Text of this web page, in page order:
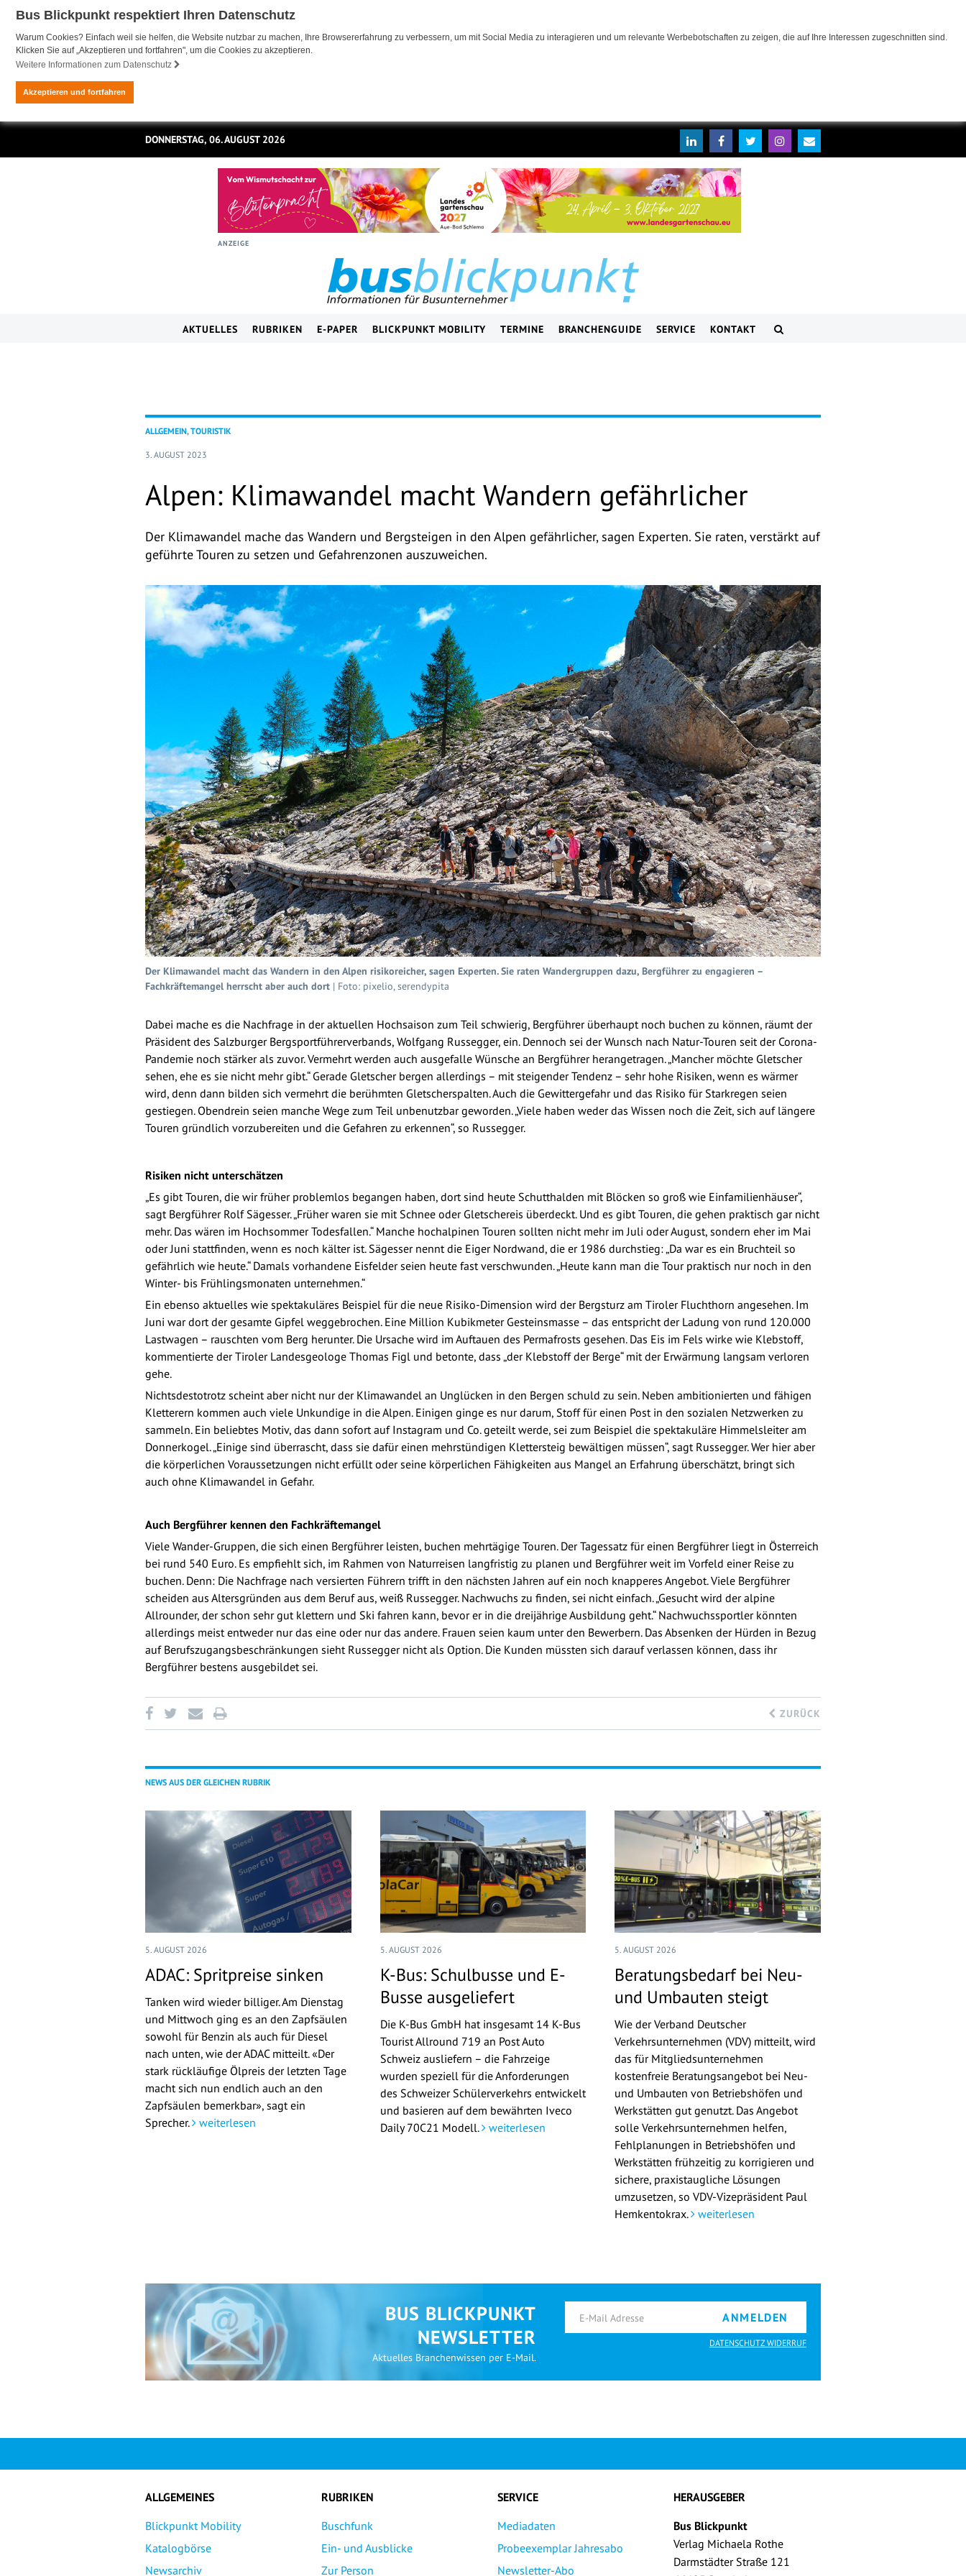
Bus Blickpunkt respektiert Ihren Datenschutz
Warum Cookies? Einfach weil sie helfen, die Website nutzbar zu machen, Ihre Browsererfahrung zu verbessern, um mit Social Media zu interagieren und um relevante Werbebotschaften zu zeigen, die auf Ihre Interessen zugeschnitten sind.
Klicken Sie auf „Akzeptieren und fortfahren", um die Cookies zu akzeptieren.
Weitere Informationen zum Datenschutz
Akzeptieren und fortfahren
DONNERSTAG, 06. AUGUST 2026
ANZEIGE
AKTUELLES RUBRIKEN E-PAPER BLICKPUNKT MOBILITY TERMINE BRANCHENGUIDE SERVICE KONTAKT
ALLGEMEIN, TOURISTIK
3. AUGUST 2023
Alpen: Klimawandel macht Wandern gefährlicher
Der Klimawandel mache das Wandern und Bergsteigen in den Alpen gefährlicher, sagen Experten. Sie raten, verstärkt auf
geführte Touren zu setzen und Gefahrenzonen auszuweichen.
Der Klimawandel macht das Wandern in den Alpen risikoreicher, sagen Experten. Sie raten Wandergruppen dazu, Bergführer zu engagieren –
Fachkräftemangel herrscht aber auch dort | Foto: pixelio, serendypita
Dabei mache es die Nachfrage in der aktuellen Hochsaison zum Teil schwierig, Bergführer überhaupt noch buchen zu können, räumt der
Präsident des Salzburger Bergsportführerverbands, Wolfgang Russegger, ein. Dennoch sei der Wunsch nach Natur-Touren seit der Corona-
Pandemie noch stärker als zuvor. Vermehrt werden auch ausgefalle Wünsche an Bergführer herangetragen. „Mancher möchte Gletscher
sehen, ehe es sie nicht mehr gibt.“ Gerade Gletscher bergen allerdings – mit steigender Tendenz – sehr hohe Risiken, wenn es wärmer
wird, denn dann bilden sich vermehrt die berühmten Gletscherspalten. Auch die Gewittergefahr und das Risiko für Starkregen seien
gestiegen. Obendrein seien manche Wege zum Teil unbenutzbar geworden. „Viele haben weder das Wissen noch die Zeit, sich auf längere
Touren gründlich vorzubereiten und die Gefahren zu erkennen“, so Russegger.
Risiken nicht unterschätzen
„Es gibt Touren, die wir früher problemlos begangen haben, dort sind heute Schutthalden mit Blöcken so groß wie Einfamilienhäuser“,
sagt Bergführer Rolf Sägesser. „Früher waren sie mit Schnee oder Gletschereis überdeckt. Und es gibt Touren, die gehen praktisch gar nicht
mehr. Das wären im Hochsommer Todesfallen.“ Manche hochalpinen Touren sollten nicht mehr im Juli oder August, sondern eher im Mai
oder Juni stattfinden, wenn es noch kälter ist. Sägesser nennt die Eiger Nordwand, die er 1986 durchstieg: „Da war es ein Bruchteil so
gefährlich wie heute.“ Damals vorhandene Eisfelder seien heute fast verschwunden. „Heute kann man die Tour praktisch nur noch in den
Winter- bis Frühlingsmonaten unternehmen.“
Ein ebenso aktuelles wie spektakuläres Beispiel für die neue Risiko-Dimension wird der Bergsturz am Tiroler Fluchthorn angesehen. Im
Juni war dort der gesamte Gipfel weggebrochen. Eine Million Kubikmeter Gesteinsmasse – das entspricht der Ladung von rund 120.000
Lastwagen – rauschten vom Berg herunter. Die Ursache wird im Auftauen des Permafrosts gesehen. Das Eis im Fels wirke wie Klebstoff,
kommentierte der Tiroler Landesgeologe Thomas Figl und betonte, dass „der Klebstoff der Berge“ mit der Erwärmung langsam verloren
gehe.
Nichtsdestotrotz scheint aber nicht nur der Klimawandel an Unglücken in den Bergen schuld zu sein. Neben ambitionierten und fähigen
Kletterern kommen auch viele Unkundige in die Alpen. Einigen ginge es nur darum, Stoff für einen Post in den sozialen Netzwerken zu
sammeln. Ein beliebtes Motiv, das dann sofort auf Instagram und Co. geteilt werde, sei zum Beispiel die spektakuläre Himmelsleiter am
Donnerkogel. „Einige sind überrascht, dass sie dafür einen mehrstündigen Klettersteig bewältigen müssen“, sagt Russegger. Wer hier aber
die körperlichen Voraussetzungen nicht erfüllt oder seine körperlichen Fähigkeiten aus Mangel an Erfahrung überschätzt, bringt sich
auch ohne Klimawandel in Gefahr.
Auch Bergführer kennen den Fachkräftemangel
Viele Wander-Gruppen, die sich einen Bergführer leisten, buchen mehrtägige Touren. Der Tagessatz für einen Bergführer liegt in Österreich
bei rund 540 Euro. Es empfiehlt sich, im Rahmen von Naturreisen langfristig zu planen und Bergführer weit im Vorfeld einer Reise zu
buchen. Denn: Die Nachfrage nach versierten Führern trifft in den nächsten Jahren auf ein noch knapperes Angebot. Viele Bergführer
scheiden aus Altersgründen aus dem Beruf aus, weiß Russegger. Nachwuchs zu finden, sei nicht einfach. „Gesucht wird der alpine
Allrounder, der schon sehr gut klettern und Ski fahren kann, bevor er in die dreijährige Ausbildung geht.“ Nachwuchssportler könnten
allerdings meist entweder nur das eine oder nur das andere. Frauen seien kaum unter den Bewerbern. Das Absenken der Hürden in Bezug
auf Berufszugangsbeschränkungen sieht Russegger nicht als Option. Die Kunden müssten sich darauf verlassen können, dass ihr
Bergführer bestens ausgebildet sei.
ZURÜCK
NEWS AUS DER GLEICHEN RUBRIK
5. AUGUST 2026
ADAC: Spritpreise sinken
Tanken wird wieder billiger. Am Dienstag
und Mittwoch ging es an den Zapfsäulen
sowohl für Benzin als auch für Diesel
nach unten, wie der ADAC mitteilt. «Der
stark rückläufige Ölpreis der letzten Tage
macht sich nun endlich auch an den
Zapfsäulen bemerkbar», sagt ein
Sprecher.
weiterlesen
5. AUGUST 2026
K-Bus: Schulbusse und E-
Busse ausgeliefert
Die K-Bus GmbH hat insgesamt 14 K-Bus
Tourist Allround 719 an Post Auto
Schweiz ausliefern – die Fahrzeige
wurden speziell für die Anforderungen
des Schweizer Schülerverkehrs entwickelt
und basieren auf dem bewährten Iveco
Daily 70C21 Modell. weiterlesen
5. AUGUST 2026
Beratungsbedarf bei Neu-
und Umbauten steigt
Wie der Verband Deutscher
Verkehrsunternehmen (VDV) mitteilt, wird
das für Mitgliedsunternehmen
kostenfreie Beratungsangebot bei Neu-
und Umbauten von Betriebshöfen und
Werkstätten gut genutzt. Das Angebot
solle Verkehrsunternehmen helfen,
Fehlplanungen in Betriebshöfen und
Werkstätten frühzeitig zu korrigieren und
sichere, praxistaugliche Lösungen
umzusetzen, so VDV-Vizepräsident Paul
Hemkentokrax. weiterlesen
BUS BLICKPUNKT
NEWSLETTER
Aktuelles Branchenwissen per E-Mail.
ANMELDEN
DATENSCHUTZ WIDERRUF
ALLGEMEINES
Blickpunkt Mobility
Katalogbörse
Newsarchiv
RUBRIKEN
Buschfunk
Ein- und Ausblicke
Zur Person
SERVICE
Mediadaten
Probeexemplar Jahresabo
Newsletter-Abo
HERAUSGEBER
Bus Blickpunkt
Verlag Michaela Rothe
Darmstädter Straße 121